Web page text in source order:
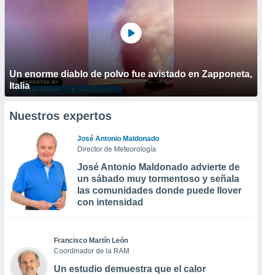
Un enorme diablo de polvo fue avistado en Zapponeta,
Italia
Nuestros expertos
José Antonio Maldonado
Director de Meteorología
José Antonio Maldonado advierte de
un sábado muy tormentoso y señala
las comunidades donde puede llover
con intensidad
Francisco Martín León
Coordinador de la RAM
Un estudio demuestra que el calor